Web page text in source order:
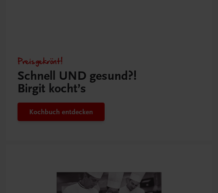
Preisgekrönt!
Schnell UND gesund?!
Birgit kocht’s
Kochbuch entdecken